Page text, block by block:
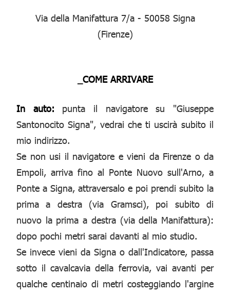
Via della Manifattura 7/a - 50058 Signa
(Firenze)
_COME ARRIVARE
In auto: punta il navigatore su "Giuseppe
Santonocito Signa", vedrai che ti uscirà subito il
mio indirizzo.
Se non usi il navigatore e vieni da Firenze o da
Empoli, arriva fino al Ponte Nuovo sull'Arno, a
Ponte a Signa, attraversalo e poi prendi subito la
prima a destra (via Gramsci), poi subito di
nuovo la prima a destra (via della Manifattura):
dopo pochi metri sarai davanti al mio studio.
Se invece vieni da Signa o dall'Indicatore, passa
sotto il cavalcavia della ferrovia, vai avanti per
qualche centinaio di metri costeggiando l'argine